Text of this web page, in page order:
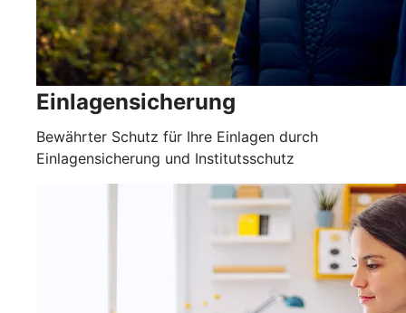
Einlagensicherung
Bewährter Schutz für Ihre Einlagen durch
Einlagensicherung und Institutsschutz